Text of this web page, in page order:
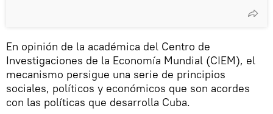
En opinión de la académica del Centro de
Investigaciones de la Economía Mundial (CIEM), el
mecanismo persigue una serie de principios
sociales, políticos y económicos que son acordes
con las políticas que desarrolla Cuba.